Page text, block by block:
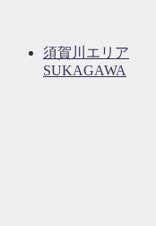
須賀川エリア
SUKAGAWA